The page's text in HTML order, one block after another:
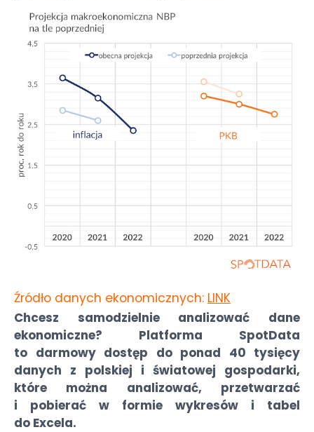
Źródło danych ekonomicznych: LINK
Chcesz samodzielnie analizować dane
ekonomiczne? Platforma SpotData
to darmowy dostęp do ponad 40 tysięcy
danych z polskiej i światowej gospodarki,
które można analizować, przetwarzać
i pobierać w formie wykresów i tabel
do Excela.